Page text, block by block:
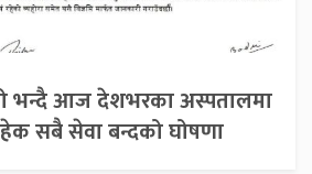
भन्दै आज देशभरका अस्पतालमा
सबै सेवा बन्दको घोषणा